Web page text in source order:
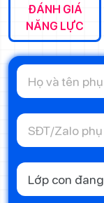
ĐÁNH GIÁ
NĂNG LỰC
Lớp con